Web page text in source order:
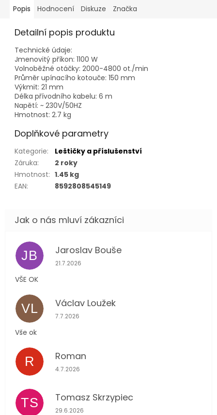
Popis Hodnocení Diskuze Značka
Detailní popis produktu
Technické údaje:
Jmenovitý příkon: 1100 W
Volnoběžné otáčky: 2000-4800 ot./min
Průměr upínacího kotouče: 150 mm
Výkmit: 21 mm
Délka přívodního kabelu: 6 m
Napětí: ~ 230V/50HZ
Hmotnost: 2.7 kg
Doplňkové parametry
Kategorie:
Leštičky a příslušenství
Záruka:
2 roky
Hmotnost: 1.45 kg
EAN: 8592808545149
JB Jaroslav Bouše
Hodnocení obchodu je 5 z 5 hvězdiček.
21.7.2026
VŠE OK
VL Václav Loužek
Hodnocení obchodu je 5 z 5 hvězdiček.
7.7.2026
Vše ok
R Roman
Hodnocení obchodu je 5 z 5 hvězdiček.
4.7.2026
TS Tomasz Skrzypiec
Hodnocení obchodu je 5 z 5 hvězdiček.
29.6.2026